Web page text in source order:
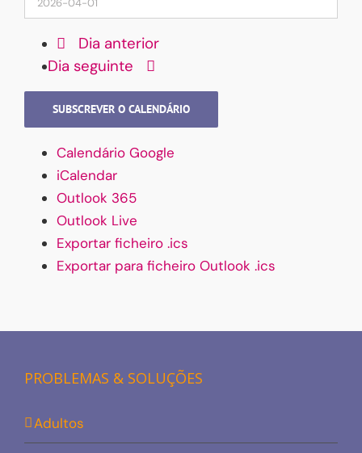
Dia anterior
Dia seguinte
SUBSCREVER O CALENDÁRIO
Calendário Google
iCalendar
Outlook 365
Outlook Live
Exportar ficheiro .ics
Exportar para ficheiro Outlook .ics
PROBLEMAS & SOLUÇÕES
Adultos